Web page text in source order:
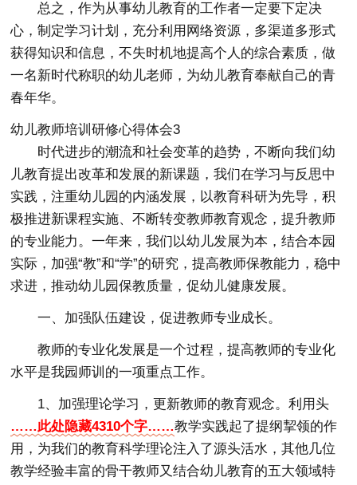
总之，作为从事幼儿教育的工作者一定要下定决
心，制定学习计划，充分利用网络资源，多渠道多形式
获得知识和信息，不失时机地提高个人的综合素质，做
一名新时代称职的幼儿老师，为幼儿教育奉献自己的青
春年华。
幼儿教师培训研修心得体会3
时代进步的潮流和社会变革的趋势，不断向我们幼
儿教育提出改革和发展的新课题，我们在学习与反思中
实践，注重幼儿园的内涵发展，以教育科研为先导，积
极推进新课程实施、不断转变教师教育观念，提升教师
的专业能力。一年来，我们以幼儿发展为本，结合本园
实际，加强“教”和“学”的研究，提高教师保教能力，稳中
求进，推动幼儿园保教质量，促幼儿健康发展。
一、加强队伍建设，促进教师专业成长。
教师的专业化发展是一个过程，提高教师的专业化
水平是我园师训的一项重点工作。
1、加强理论学习，更新教师的教育观念。利用头
……此处隐藏4310个字……教学实践起了提纲挈领的作
用，为我们的教育科学理论注入了源头活水，其他几位
教学经验丰富的骨干教师又结合幼儿教育的五大领域特